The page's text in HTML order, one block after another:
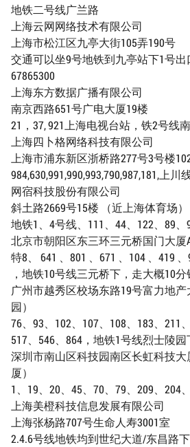
地铁二号线广兰路
上海云网网络技术有限公司
上海市松江区九亭大街105弄190号
交通可以坐9号地铁到九亭站下1号出
67865300
上海东方数据广播有限公司
南京西路651号广电大厦19楼
21，37, 921上海电视台站，铁2号线
上海四卜格网络科技有限公司
上海市浦东新区浙桥路277号3号楼
984,630,991,990,993,790,987,181,上
网宿科技股份有限公司
斜土路2669号15楼 （近上海体育场）
地铁1、4号线、111、44、122、89
北京市朝阳区东三环三元桥国门大厦
特8、 641 、801 、671 、104 、419
，地铁10号线三元桥下，走大概10
广州市越秀区校场东路19号富力地
园）
76、93、102、107、108、183、211
517、546、864，地铁1号线烈士陵园
深圳市南山区科技园南区长虹科技大
厦）
1、19、20、45、70、79、209、204
上海美橙科技信息发展有限公司
上海张杨路707号生命人寿3001室
2.4.6号线地铁均到世纪大道/东昌路下